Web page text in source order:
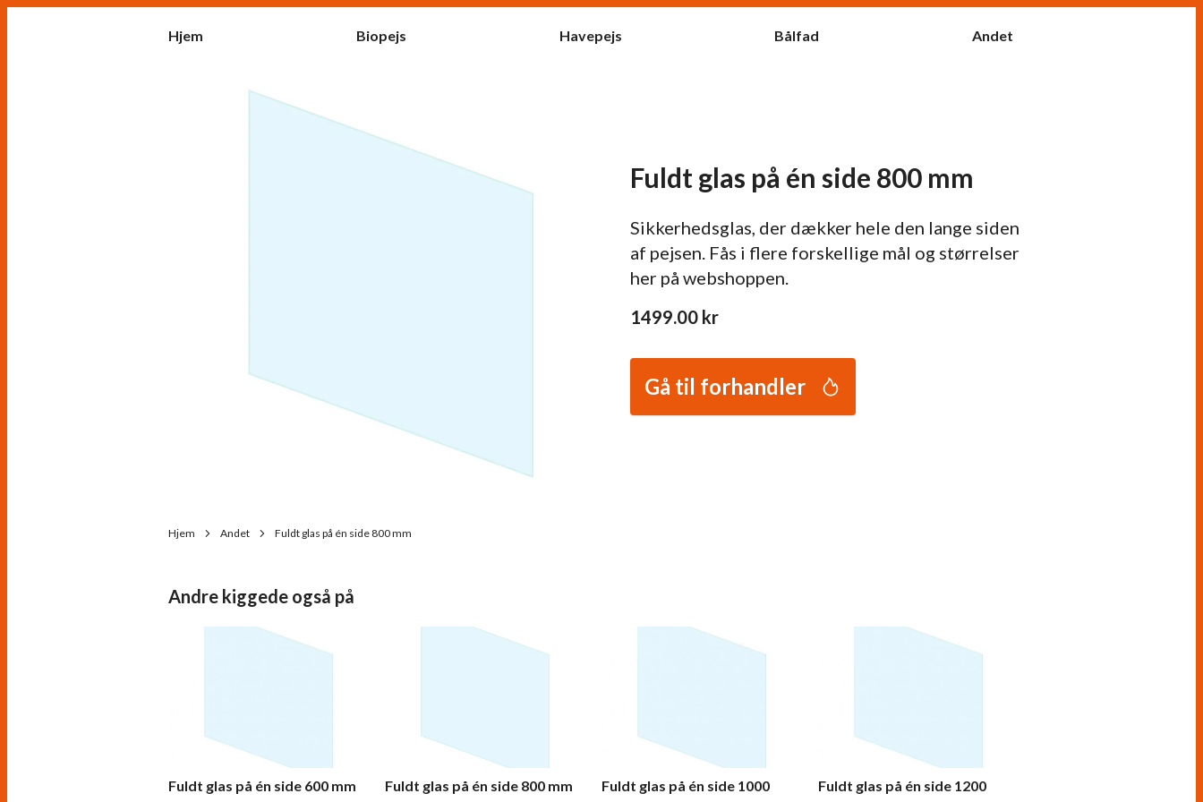
Hjem Biopejs Havepejs Bålfad Andet
Fuldt glas på én side 800 mm
Sikkerhedsglas, der dækker hele den lange siden
af pejsen. Fås i flere forskellige mål og størrelser
her på webshoppen.
1499.00 kr
Gå til forhandler
Hjem Andet Fuldt glas på én side 800 mm
Andre kiggede også på
Fuldt glas på én side 600 mm Fuldt glas på én side 800 mm
Fuldt glas på én side 1000
Fuldt glas på én side 1200